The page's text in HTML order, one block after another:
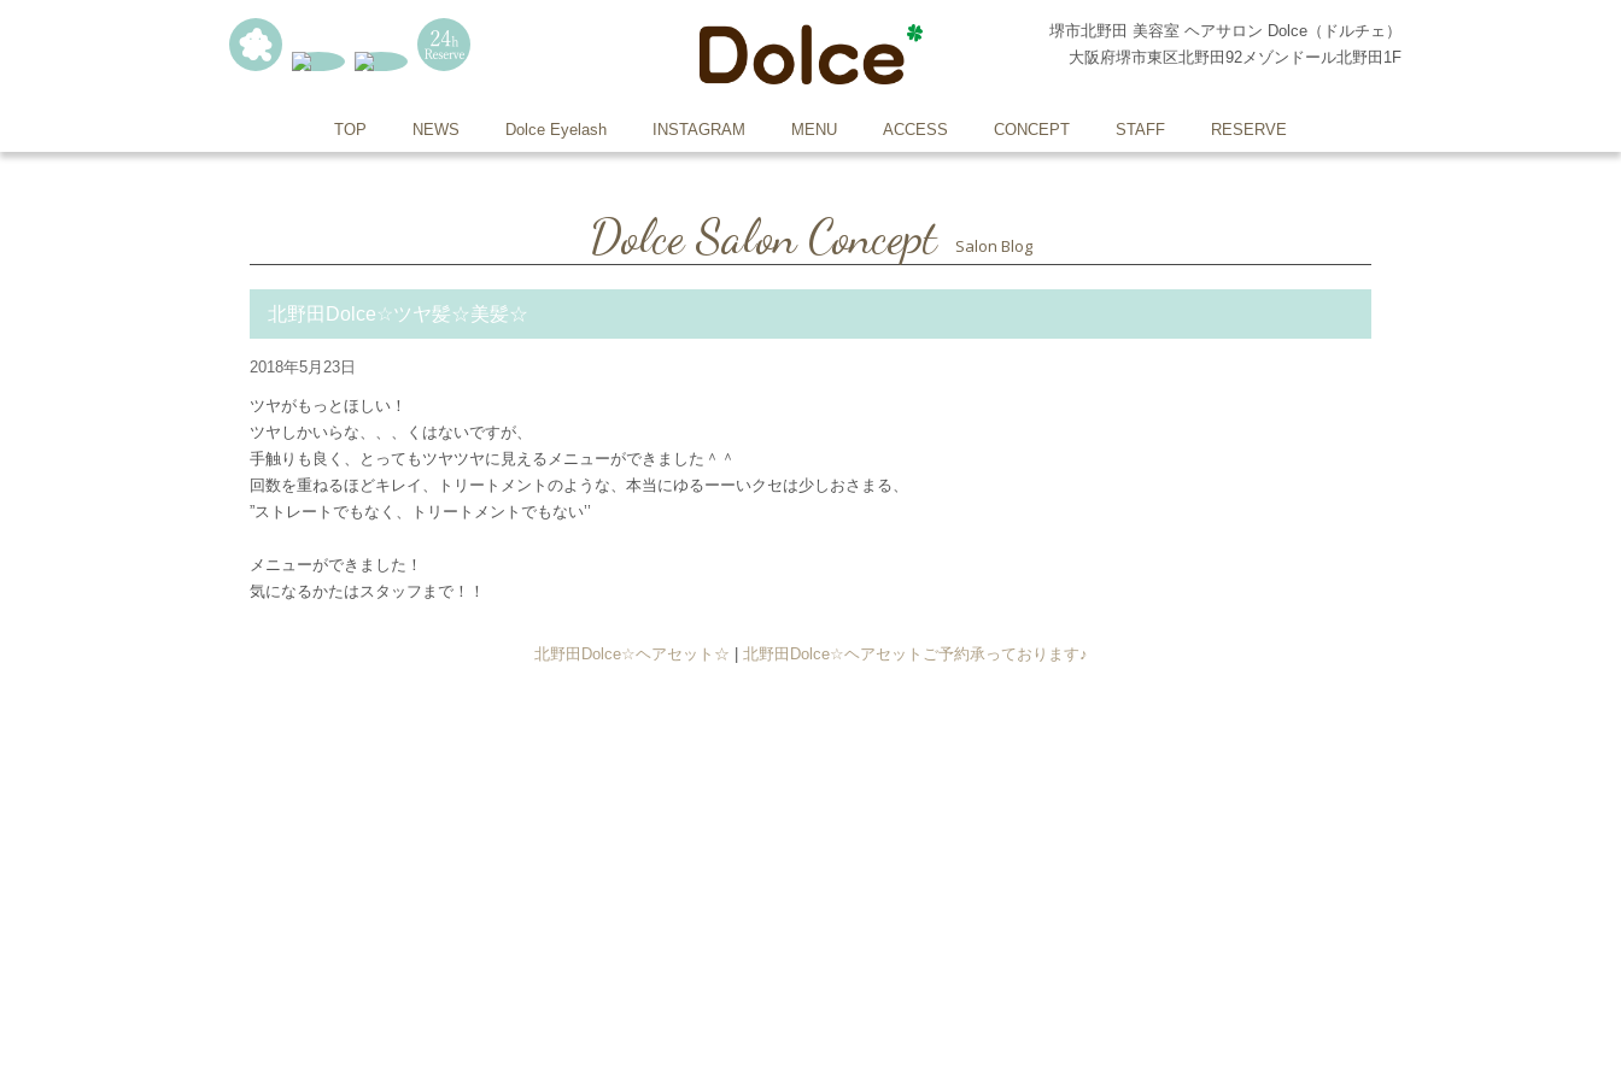
堺市北野田 美容室 ヘアサロン Dolce（ドルチェ）
大阪府堺市東区北野田92メゾンドール北野田1F
TOP NEWS Dolce Eyelash INSTAGRAM MENU ACCESS CONCEPT STAFF RESERVE
Dolce Salon Concept Salon Blog
北野田Dolce☆ツヤ髪☆美髪☆
2018年5月23日
ツヤがもっとほしい！
ツヤしかいらな、、、くはないですが、
手触りも良く、とってもツヤツヤに見えるメニューができました＾＾
回数を重ねるほどキレイ、トリートメントのような、本当にゆるーーいクセは少しおさまる、
”ストレートでもなく、トリートメントでもない’’
メニューができました！
気になるかたはスタッフまで！！
北野田Dolce☆ヘアセット☆ | 北野田Dolce☆ヘアセットご予約承っております♪